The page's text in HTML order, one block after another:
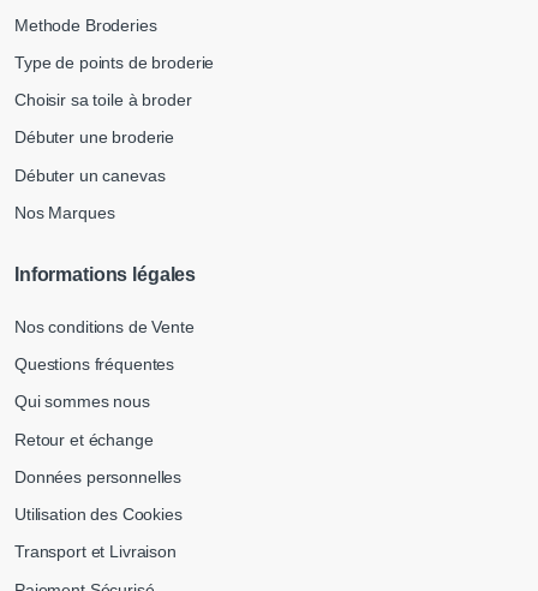
Methode Broderies
Type de points de broderie
Choisir sa toile à broder
Débuter une broderie
Débuter un canevas
Nos Marques
Informations légales
Nos conditions de Vente
Questions fréquentes
Qui sommes nous
Retour et échange
Données personnelles
Utilisation des Cookies
Transport et Livraison